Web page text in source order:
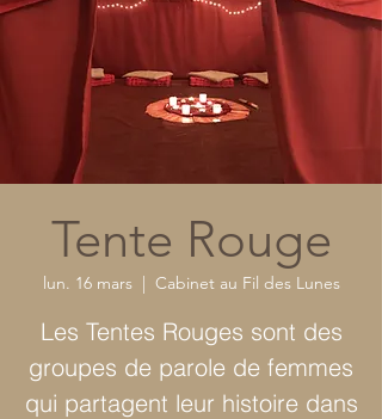
Tente Rouge
lun. 16 mars
  |
Cabinet au Fil des Lunes
Les Tentes Rouges sont des
groupes de parole de femmes
qui partagent leur histoire dans